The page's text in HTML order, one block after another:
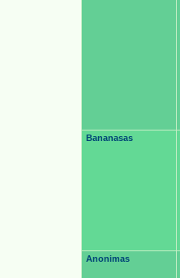
Bananasas
Anonimas